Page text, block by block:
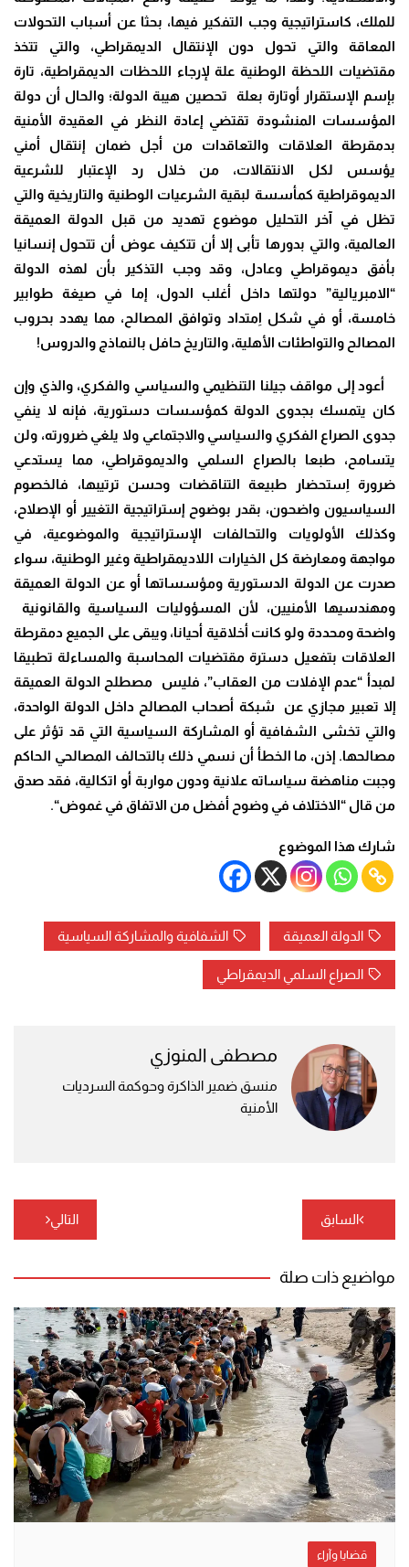
للملك، كاستراتيجية وجب التفكير فيها، بحثا عن أسباب التحولات
المعاقة والتي تحول دون الإنتقال الديمقراطي، والتي تتخذ
مقتضيات اللحظة الوطنية علة لإرجاء اللحظات الديمقراطية، تارة
بإسم الإستقرار أوتارة بعلة تحصين هيبة الدولة؛ والحال أن دولة
المؤسسات المنشودة تقتضي إعادة النظر في العقيدة الأمنية
بدمقرطة العلاقات والتعاقدات من أجل ضمان إنتقال أمني
يؤسس لكل الانتقالات، من خلال رد الإعتبار للشرعية
الديموقراطية كمأسسة لبقية الشرعيات الوطنية والتاريخية والتي
تظل في آخر التحليل موضوع تهديد من قبل الدولة العميقة
العالمية، والتي بدورها تأبى إلا أن تتكيف عوض أن تتحول إنسانيا
بأفق ديموقراطي وعادل، وقد وجب التذكير بأن لهذه الدولة
“الامبريالية” دولتها داخل أغلب الدول، إما في صيغة طوابير
خامسة، أو في شكل اِمتداد وتوافق المصالح، مما يهدد بحروب
المصالح والتواطئات الأهلية، والتاريخ حافل بالنماذج والدروس!
أعود إلى مواقف جيلنا التنظيمي والسياسي والفكري، والذي وإن
كان يتمسك بجدوى الدولة كمؤسسات دستورية، فإنه لا ينفي
جدوى الصراع الفكري والسياسي والاجتماعي ولا يلغي ضرورته، ولن
يتسامح، طبعا بالصراع السلمي والديموقراطي، مما يستدعي
ضرورة اِستحضار طبيعة التناقضات وحسن ترتيبها، فالخصوم
السياسيون واضحون، بقدر بوضوح إستراتيجية التغيير أو الإصلاح،
وكذلك الأولويات والتحالفات الإستراتيجية والموضوعية، في
مواجهة ومعارضة كل الخيارات اللاديمقراطية وغير الوطنية، سواء
صدرت عن الدولة الدستورية ومؤسساتها أو عن الدولة العميقة
ومهندسيها الأمنيين، لأن المسؤوليات السياسية والقانونية
واضحة ومحددة ولو كانت أخلاقية أحيانا، ويبقى على الجميع دمقرطة
العلاقات بتفعيل دسترة مقتضيات المحاسبة والمساءلة تطبيقا
لمبدأ “عدم الإفلات من العقاب”، فليس مصطلح الدولة العميقة
إلا تعبير مجازي عن شبكة أصحاب المصالح داخل الدولة الواحدة،
والتي تخشى الشفافية أو المشاركة السياسية التي قد تؤثر على
مصالحها. إذن، ما الخطأ أن نسمي ذلك بالتحالف المصالحي الحاكم
وجبت مناهضة سياساته علانية ودون مواربة أو اتكالية، فقد صدق
من قال “الاختلاف في وضوح أفضل من الاتفاق في غموض“.
شارك هذا الموضوع
الدولة العميقة الشفافية والمشاركة السياسية
الصراع السلمي الديمقراطي
مصطفى المنوزي
منسق ضمير الذاكرة وحوكمة السرديات
الأمنية
تصفّح
المقالات
السابق التالي
مواضيع ذات صلة
قضايا وآراء